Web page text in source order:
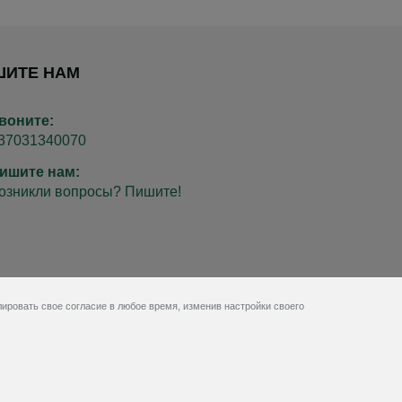
НАМ
нам:
вопросы? Пишите!
свое согласие в любое время, изменив настройки своего